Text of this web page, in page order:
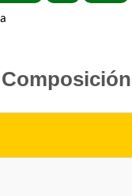
Composición